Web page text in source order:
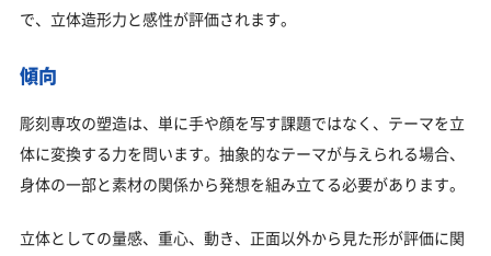
で、立体造形力と感性が評価されます。
傾向
彫刻専攻の塑造は、単に手や顔を写す課題ではなく、テーマを立
体に変換する力を問います。抽象的なテーマが与えられる場合、
身体の一部と素材の関係から発想を組み立てる必要があります。
立体としての量感、重心、動き、正面以外から見た形が評価に関